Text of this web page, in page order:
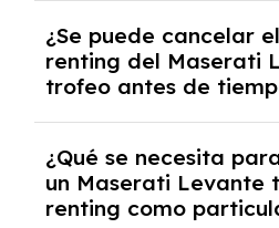
tendrás que pagar
salvo en casos que lo
debido al resultado del
económica.
¿Se puede cancelar
renting del Maserati
trofeo antes de
pero puede haber
cancelación anticipada.
las condiciones del
¿Qué se necesita
un Maserati Levante
renting como